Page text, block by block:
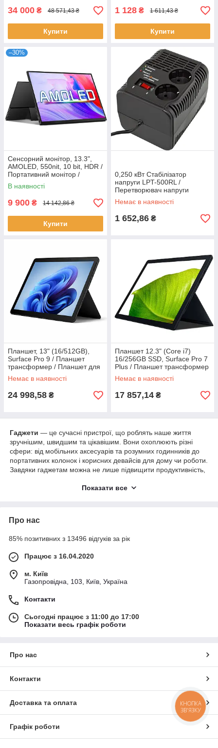
34 000 ₴ 48 571,43 ₴
Купити
1 128 ₴ 1 611,43 ₴
Купити
–30%
Сенсорний монітор, 13.3",
AMOLED, 550nit, 10 bit, HDR /
Портативний монітор /
Портативний дисплей
В наявності
9 900 ₴ 14 142,86 ₴
Купити
0,250 кВт Стабілізатор
напруги LPT-500RL /
Перетворювач напруги
однофазний
Немає в наявності
1 652,86 ₴
Планшет, 13" (16/512GB),
Surface Pro 9 / Планшет
трансформер / Планшет для
роботи і навчання
Немає в наявності
24 998,58 ₴
Планшет 12.3" (Core i7)
16/256GB SSD, Surface Pro 7
Plus / Планшет трансформер
2-в-1 / Планшет для роботи і
навчання
Немає в наявності
17 857,14 ₴
Гаджети — це сучасні пристрої, що роблять наше життя
зручнішим, швидшим та цікавішим. Вони охоплюють різні
сфери: від мобільних аксесуарів та розумних годинників до
портативних колонок і корисних девайсів для дому чи роботи.
Завдяки гаджетам можна не лише підвищити продуктивність,
Сучасний дизайн
Різноманітність функційдля роботи, відпочинку та
на роботу.
Доступність : широкий вибір моделей для різних
потреб і бюджету.
Показати все
Про нас
85% позитивних з 13496 відгуків за рік
Працює з 16.04.2020
м. Київ
Газопровідна, 103, Київ, Україна
Контакти
Сьогодні працює з 11:00 до 17:00
Показати весь графік роботи
Про нас
Контакти
Доставка та оплата
Графік роботи
КНОПКА
ЗВ'ЯЗКУ